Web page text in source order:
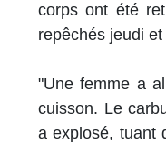
corps ont été
repêchés jeudi
"Une femme a
cuisson. Le
a explosé, tuant